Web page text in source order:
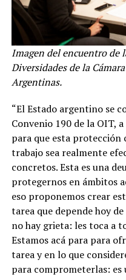
Imagen del encuentro de
Diversidades de la
Argentinas.
“El Estado argentino se
Convenio 190 de la OIT,
para que esta protección
trabajo sea realmente
concretos. Esta es una
protegernos en ámbitos
eso proponemos crear
tarea que depende hoy
no hay grieta: les toca a
Estamos acá para para
tarea y en lo que
para comprometerlas: es